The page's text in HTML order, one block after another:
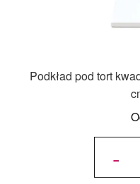
Podkład pod tort
-
ilość
Biały
cm, h 1,2
cm